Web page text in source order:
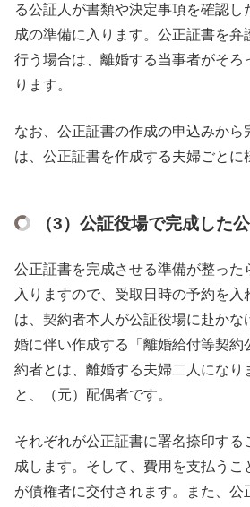
る公証人が書類や決定事項を確認
成の準備に入ります。公正証書を
行う場合は、離婚する当事者がそろ
ります。
なお、公正証書の作成の申込みから
は、公正証書を作成する夫婦ごとに
（3）公証役場で完成した
公正証書を完成させる準備が整った
入りますので、受取日時の予約を入
は、契約者本人が公証役場に赴かな
婚に伴い作成する「離婚給付等契約
約者とは、離婚する夫婦二人になり
と、（元）配偶者です。
それぞれが公正証書に署名捺印する
成します。そして、費用を支払うこ
が債権者に交付されます。また、公